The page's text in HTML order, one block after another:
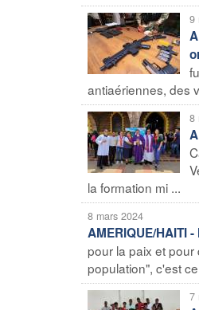
9
antiaériennes, des
8
la formation mi ...
8 mars 2024
AMERIQUE/
pour la paix et
population", c'est
7